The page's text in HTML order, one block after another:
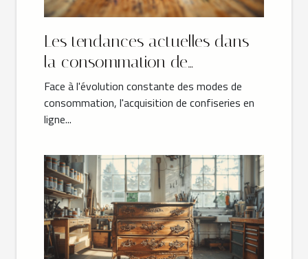
Les tendances actuelles dans
la consommation de
confiseries en ligne
Face à l'évolution constante des modes de
consommation, l'acquisition de confiseries en
ligne...